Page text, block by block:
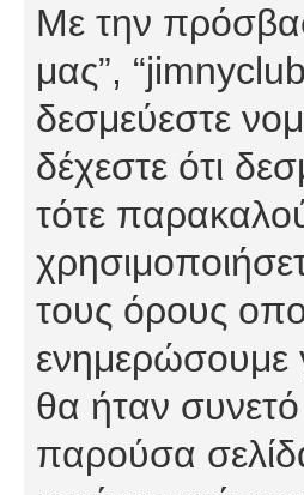
Με την
μας”,
δεσμεύεστε
δέχεστε ότι
τότε
τους όρους
ενημερώσουμε
θα ήταν
παρούσα